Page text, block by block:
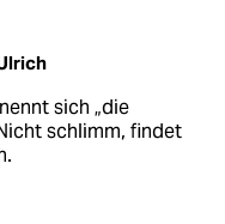
sich „die
schlimm, findet